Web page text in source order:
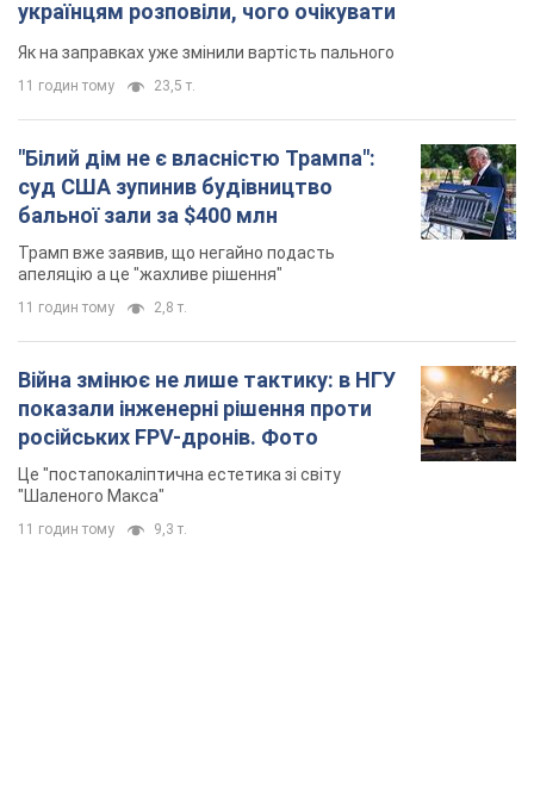
українцям розповіли, чого очікувати
Як на заправках уже змінили вартість пального
11 годин тому 23,5 т.
"Білий дім не є власністю Трампа":
суд США зупинив будівництво
бальної зали за $400 млн
Трамп вже заявив, що негайно подасть
апеляцію а це "жахливе рішення"
11 годин тому 2,8 т.
Війна змінює не лише тактику: в НГУ
показали інженерні рішення проти
російських FPV-дронів. Фото
Це "постапокаліптична естетика зі світу
"Шаленого Макса"
11 годин тому 9,3 т.